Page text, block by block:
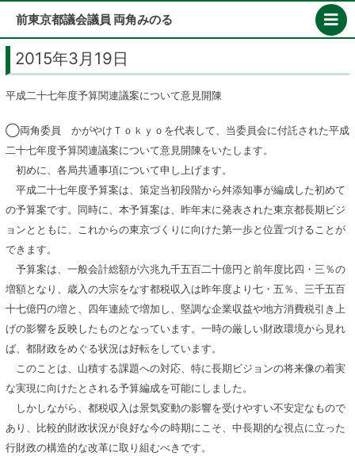
content
前東京都議会議員 両角みのる
2015年3月19日
平成二十七年度予算関連議案について意見開陳
◯両角委員 かがやけＴｏｋｙｏを代表して、当委員会に付託された平成
二十七年度予算関連議案について意見開陳をいたします。
初めに、各局共通事項について申し上げます。
平成二十七年度予算案は、策定当初段階から舛添知事が編成した初めて
の予算案です。同時に、本予算案は、昨年末に発表された東京都長期ビジ
ョンとともに、これからの東京づくりに向けた第一歩と位置づけることが
できます。
予算案は、一般会計総額が六兆九千五百二十億円と前年度比四・三％の
増額となり、歳入の大宗をなす都税収入は昨年度より七・五％、三千五百
十七億円の増と、四年連続で増加し、堅調な企業収益や地方消費税引き上
げの影響を反映したものとなっています。一時の厳しい財政環境から見れ
ば、都財政をめぐる状況は好転をしています。
このことは、山積する課題への対応、特に長期ビジョンの将来像の着実
な実現に向けたとされる予算編成を可能にしました。
しかしながら、都税収入は景気変動の影響を受けやすい不安定なもので
あり、比較的財政状況が良好な今の時期にこそ、中長期的な視点に立った
行財政の構造的な改革に取り組むべきです。